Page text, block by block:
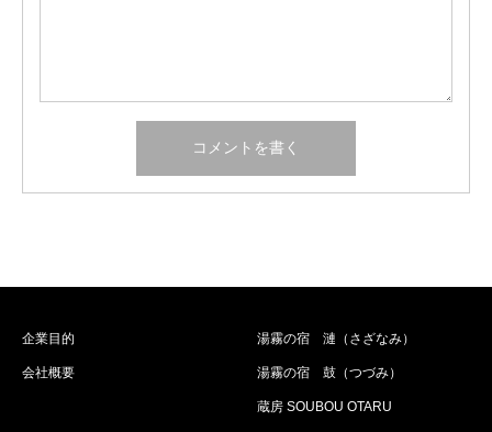
企業目的
会社概要
湯霧の宿 漣（さざなみ）
湯霧の宿 鼓（つづみ）
蔵房 SOUBOU OTARU